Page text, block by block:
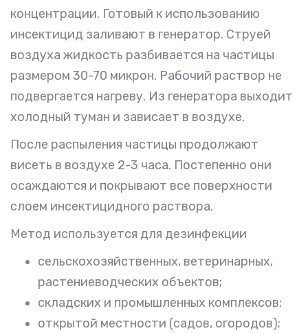
концентрации. Готовый к использованию
инсектицид заливают в генератор. Струей
воздуха жидкость разбивается на частицы
размером 30-70 микрон. Рабочий раствор не
подвергается нагреву. Из генератора выходит
холодный туман и зависает в воздухе.
После распыления частицы продолжают
висеть в воздухе 2-3 часа. Постепенно они
осаждаются и покрывают все поверхности
слоем инсектицидного раствора.
Метод используется для дезинфекции
сельскохозяйственных, ветеринарных,
растениеводческих объектов;
складских и промышленных комплексов;
открытой местности (садов, огородов);